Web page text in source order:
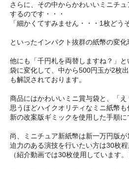
さらに、その中からかわいいミニチ
するのです・・・
「細かくてすみません・・・1枚どう
といったインパクト抜群の紙幣の変化
他にも「千円札を両替しますね？」
袋に変化して、中から500円玉が2枚
も解説されております。
商品にはかわいいミニ賞与袋と、「
思うほどハイクオリティなミニ紙幣
新の改案版ギミックを使用した手順に
尚、ミニチュア新紙幣は新一万円版が
迫力のある演技を行いたい方は30枚程
（紹介動画では30枚使用しています。